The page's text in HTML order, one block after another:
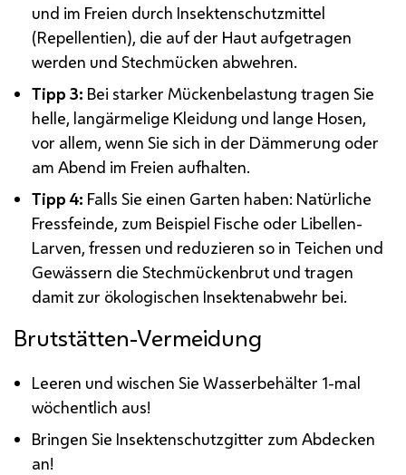
und im Freien durch Insektenschutzmittel
(Repellentien), die auf der Haut aufgetragen
werden und Stechmücken abwehren.
Tipp 3: Bei starker Mückenbelastung tragen Sie
helle, langärmelige Kleidung und lange Hosen,
vor allem, wenn Sie sich in der Dämmerung oder
am Abend im Freien aufhalten.
Tipp 4: Falls Sie einen Garten haben: Natürliche
Fressfeinde, zum Beispiel Fische oder Libellen-
Larven, fressen und reduzieren so in Teichen und
Gewässern die Stechmückenbrut und tragen
damit zur ökologischen Insektenabwehr bei.
Brutstätten-Vermeidung
Leeren und wischen Sie Wasserbehälter 1-mal
wöchentlich aus!
Bringen Sie Insektenschutzgitter zum Abdecken
an!